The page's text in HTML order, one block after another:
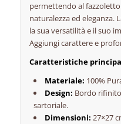
permettendo al
naturalezza ed eleganza.
la sua versatilità e il suo
Aggiungi carattere e
Caratteristiche
Materiale: 100%
Design: Bordo
sartoriale.
Dimensioni: 27×27